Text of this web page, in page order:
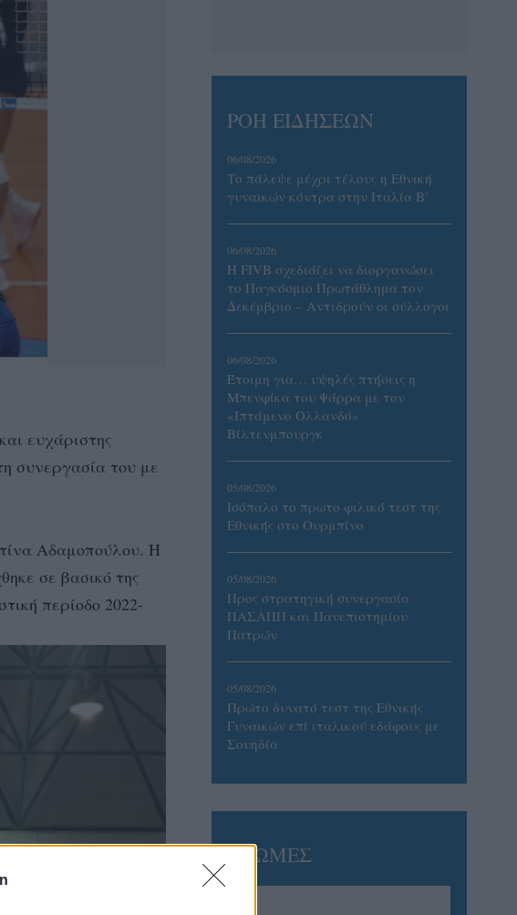
ευχάριστης
συνεργασία του με
Αδαμοπούλου. Η
σε βασικό της
περίοδο 2022-
ΡΟΗ ΕΙΔΗΣΕΩΝ
06/08/2026
Το πάλεψε μέχρι τέλους η Εθνική
γυναικών κόντρα στην Ιταλία Β’
06/08/2026
Η FIVB σχεδιάζει να διοργανώσει
το Παγκόσμιο Πρωτάθλημα τον
Δεκέμβριο – Αντιδρούν οι σύλλογοι
06/08/2026
Έτοιμη για… υψηλές πτήσεις η
Μπενφίκα του Ψάρρα με τον
«Ιπτάμενο Ολλανδό»
Βίλτενμπουργκ
05/08/2026
Ισόπαλο το πρωτο φιλικό τεστ της
Εθνικής στο Ουρμπίνο
05/08/2026
Προς στρατηγική συνεργασία
ΠΑΣΑΠΠ και Πανεπιστημίου
Πατρών
05/08/2026
Πρώτο δυνατό τεστ της Εθνικής
Γυναικών επί ιταλικού εδάφους με
Σουηδία
ΓΝΩΜΕΣ